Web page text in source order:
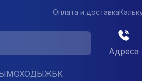
Оплата и доставка
Адреса
ЖБК